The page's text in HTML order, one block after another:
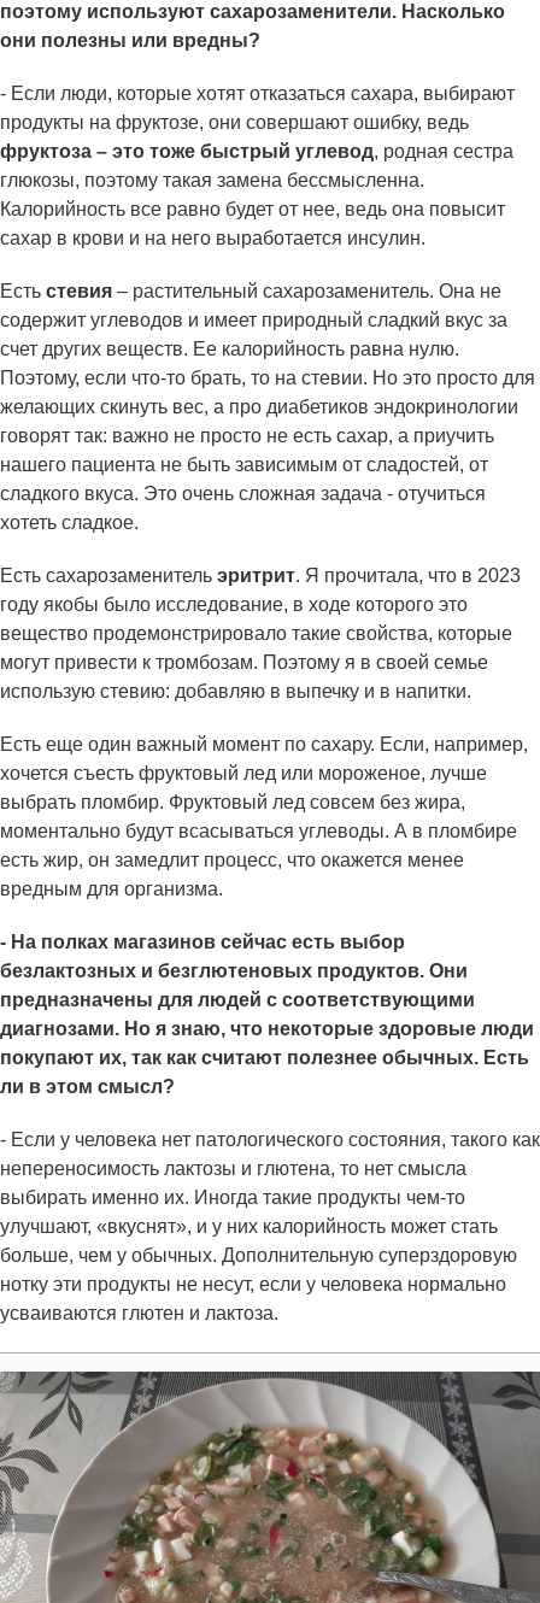
поэтому используют сахарозаменители. Насколько
они полезны или вредны?
- Если люди, которые хотят отказаться сахара, выбирают
продукты на фруктозе, они совершают ошибку, ведь
фруктоза – это тоже быстрый углевод, родная сестра
глюкозы, поэтому такая замена бессмысленна.
Калорийность все равно будет от нее, ведь она повысит
сахар в крови и на него выработается инсулин.
Есть стевия – растительный сахарозаменитель. Она не
содержит углеводов и имеет природный сладкий вкус за
счет других веществ. Ее калорийность равна нулю.
Поэтому, если что-то брать, то на стевии. Но это просто для
желающих скинуть вес, а про диабетиков эндокринологии
говорят так: важно не просто не есть сахар, а приучить
нашего пациента не быть зависимым от сладостей, от
сладкого вкуса. Это очень сложная задача - отучиться
хотеть сладкое.
Есть сахарозаменитель эритрит. Я прочитала, что в 2023
году якобы было исследование, в ходе которого это
вещество продемонстрировало такие свойства, которые
могут привести к тромбозам. Поэтому я в своей семье
использую стевию: добавляю в выпечку и в напитки.
Есть еще один важный момент по сахару. Если, например,
хочется съесть фруктовый лед или мороженое, лучше
выбрать пломбир. Фруктовый лед совсем без жира,
моментально будут всасываться углеводы. А в пломбире
есть жир, он замедлит процесс, что окажется менее
вредным для организма.
- На полках магазинов сейчас есть выбор
безлактозных и безглютеновых продуктов. Они
предназначены для людей с соответствующими
диагнозами. Но я знаю, что некоторые здоровые люди
покупают их, так как считают полезнее обычных. Есть
ли в этом смысл?
- Если у человека нет патологического состояния, такого как
непереносимость лактозы и глютена, то нет смысла
выбирать именно их. Иногда такие продукты чем-то
улучшают, «вкуснят», и у них калорийность может стать
больше, чем у обычных. Дополнительную суперздоровую
нотку эти продукты не несут, если у человека нормально
усваиваются глютен и лактоза.